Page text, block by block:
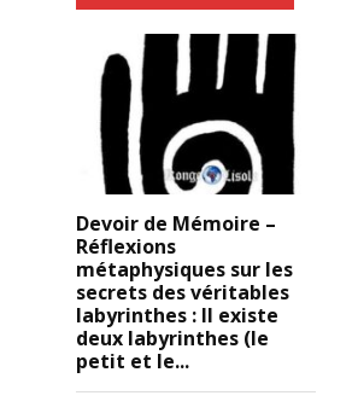
Devoir de Mémoire –
Réflexions
métaphysiques sur les
secrets des véritables
labyrinthes : Il existe
deux labyrinthes (le
petit et le...